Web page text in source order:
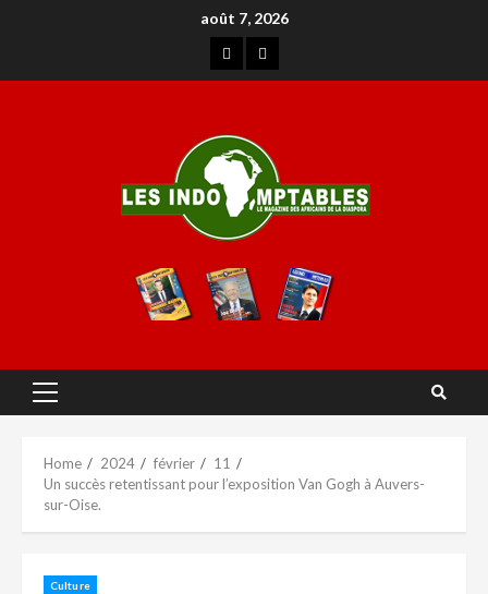
août 7, 2026
Home 2024 février
11
Un succès retentissant pour l’exposition Van Gogh à Auvers-
sur-Oise.
Culture